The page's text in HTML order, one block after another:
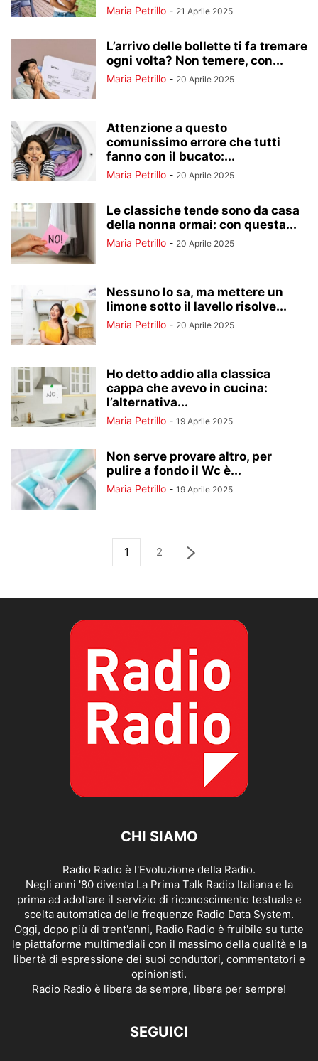
Maria Petrillo - 21 Aprile 2025
L’arrivo delle bollette ti fa tremare
ogni volta? Non temere, con...
Maria Petrillo - 20 Aprile 2025
Attenzione a questo
comunissimo errore che tutti
fanno con il bucato:...
Maria Petrillo - 20 Aprile 2025
Le classiche tende sono da casa
della nonna ormai: con questa...
Maria Petrillo - 20 Aprile 2025
Nessuno lo sa, ma mettere un
limone sotto il lavello risolve...
Maria Petrillo - 20 Aprile 2025
Ho detto addio alla classica
cappa che avevo in cucina:
l’alternativa...
Maria Petrillo - 19 Aprile 2025
Non serve provare altro, per
pulire a fondo il Wc è...
Maria Petrillo - 19 Aprile 2025
1 2
CHI SIAMO
Radio Radio è l'Evoluzione della Radio.
Negli anni '80 diventa La Prima Talk Radio Italiana e la
prima ad adottare il servizio di riconoscimento testuale e
scelta automatica delle frequenze Radio Data System.
Oggi, dopo più di trent'anni, Radio Radio è fruibile su tutte
le piattaforme multimediali con il massimo della qualità e la
libertà di espressione dei suoi conduttori, commentatori e
opinionisti.
Radio Radio è libera da sempre, libera per sempre!
SEGUICI